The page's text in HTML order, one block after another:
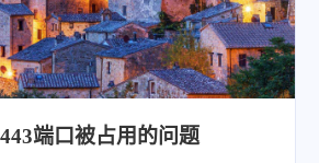
端口被占用的问题